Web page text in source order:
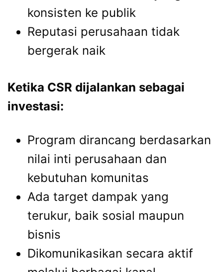
konsisten ke publik
Reputasi perusahaan tidak
bergerak naik
Ketika CSR dijalankan sebagai
investasi:
Program dirancang berdasarkan
nilai inti perusahaan dan
kebutuhan komunitas
Ada target dampak yang
terukur, baik sosial maupun
bisnis
Dikomunikasikan secara aktif